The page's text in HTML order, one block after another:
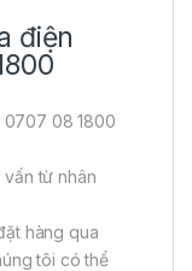
điện
0707 08 1800
từ nhân
hàng qua
tôi có thể